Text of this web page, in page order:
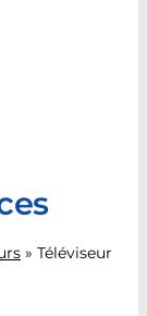
» Téléviseur